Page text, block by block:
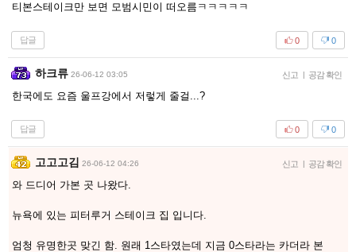
티본스테이크만 보면 모범시민이 떠오름ㅋㅋㅋㅋㅋ
답글 0
0
하크류 26-06-12 03:05 신고 | 공감 확인
한국에도 요즘 울프강에서 저렇게 줄걸...?
답글 0
0
고고고김 26-06-12 04:26 신고 | 공감 확인
와 드디어 가본 곳 나왔다.
뉴욕에 있는 피터루거 스테이크 집 입니다.
엄청 유명한곳 맞긴 함. 원래 1스타였는데 지금 0스타라는 카더라 본